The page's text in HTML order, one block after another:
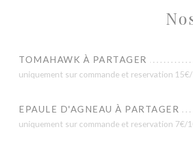
TOMAHAWK À PARTAGER
uniquement sur commande et reservation
EPAULE D'AGNEAU À PARTAGER
uniquement sur commande et reservation